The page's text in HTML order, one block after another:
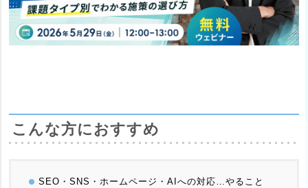
こんな方におすすめ
SEO・SNS・ホームページ・AIへの対応…やること